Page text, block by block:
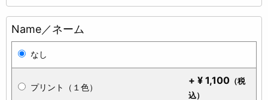
Name／ネーム
なし
プリント（１色）
+ ¥ 1,100 （税
込）